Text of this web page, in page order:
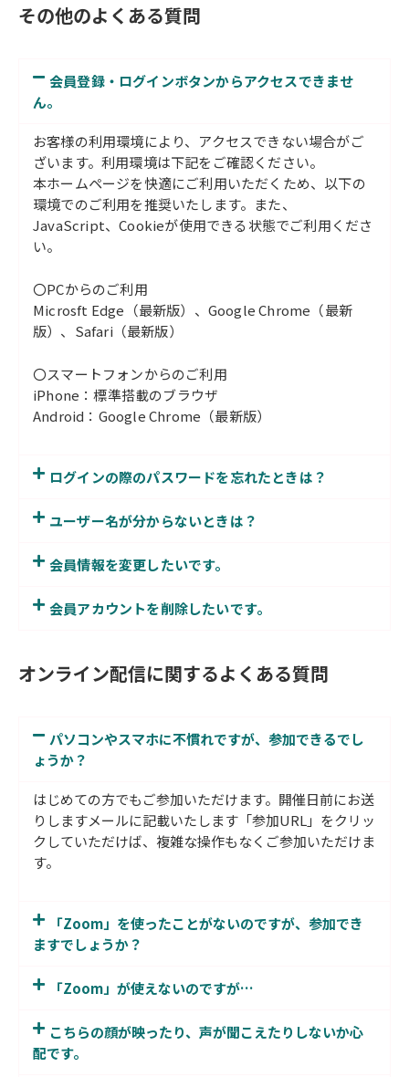
その他のよくある質問
会員登録・ログインボタンからアクセスできませ
ん。
お客様の利用環境により、アクセスできない場合がご
ざいます。利用環境は下記をご確認ください。
本ホームページを快適にご利用いただくため、以下の
環境でのご利用を推奨いたします。また、
JavaScript、Cookieが使用できる状態でご利用くださ
い。
〇PCからのご利用
Microsft Edge（最新版）、Google Chrome（最新
版）、Safari（最新版）
〇スマートフォンからのご利用
iPhone：標準搭載のブラウザ
Android：Google Chrome（最新版）
ログインの際のパスワードを忘れたときは？
ユーザー名が分からないときは？
会員情報を変更したいです。
会員アカウントを削除したいです。
オンライン配信に関するよくある質問
パソコンやスマホに不慣れですが、参加できるでし
ょうか？
はじめての方でもご参加いただけます。開催日前にお送
りしますメールに記載いたします「参加URL」をクリッ
クしていただけば、複雑な操作もなくご参加いただけま
す。
「Zoom」を使ったことがないのですが、参加でき
ますでしょうか？
「Zoom」が使えないのですが…
こちらの顔が映ったり、声が聞こえたりしないか心
配です。